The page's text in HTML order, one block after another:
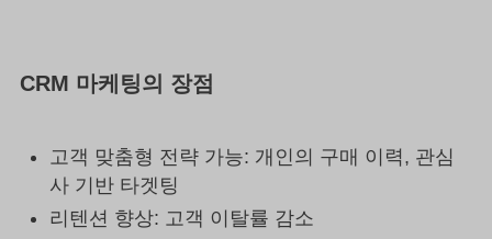
CRM 마케팅의 장점
고객 맞춤형 전략 가능: 개인의 구매 이력, 관심
사 기반 타겟팅
리텐션 향상: 고객 이탈률 감소